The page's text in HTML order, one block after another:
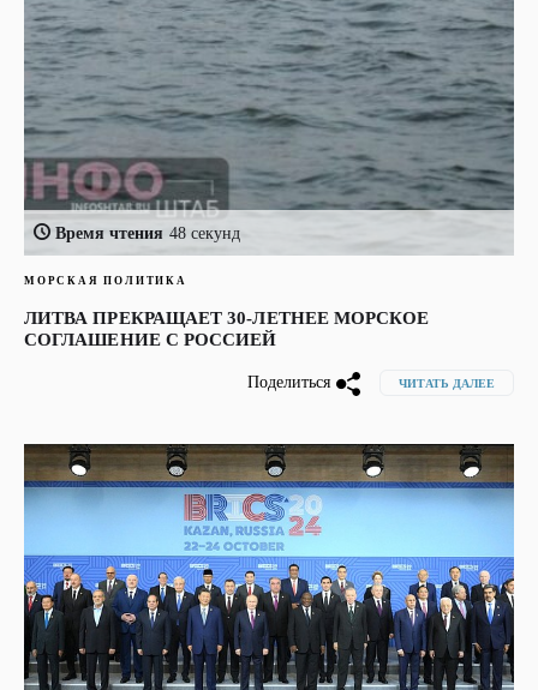
Время чтения 48 секунд
МОРСКАЯ ПОЛИТИКА
ЛИТВА ПРЕКРАЩАЕТ 30-ЛЕТНЕЕ МОРСКОЕ
СОГЛАШЕНИЕ С РОССИЕЙ
Поделиться ЧИТАТЬ ДАЛЕЕ